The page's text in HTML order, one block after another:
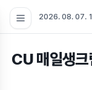
2026. 08. 07.
CU 매일생크